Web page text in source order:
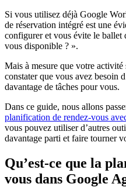
Si vous utilisez déjà Google
de réservation intégré est une
configurer et vous évite le ballet
vous disponible ? ».
Mais à mesure que votre
constater que vous avez besoin
davantage de tâches pour vous.
Dans ce guide, nous allons
planification de rendez-vous
vous pouvez utiliser d’autres
davantage parti et faire tourner
Qu’est-ce que la
vous dans Google